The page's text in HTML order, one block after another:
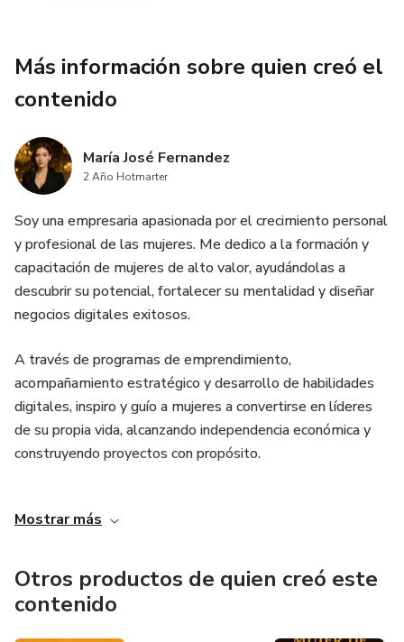
Más información sobre quien creó el
contenido
María José Fernandez
2 Año Hotmarter
Soy una empresaria apasionada por el crecimiento personal
y profesional de las mujeres. Me dedico a la formación y
capacitación de mujeres de alto valor, ayudándolas a
descubrir su potencial, fortalecer su mentalidad y diseñar
negocios digitales exitosos.
A través de programas de emprendimiento,
acompañamiento estratégico y desarrollo de habilidades
digitales, inspiro y guío a mujeres a convertirse en líderes
de su propia vida, alcanzando independencia económica y
construyendo proyectos con propósito.
reconozca como creadora de oportunidades, generadora de
Mostrar más
Otros productos de quien creó este
contenido